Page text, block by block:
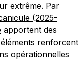
extrême. Par
(2025-
apportent des
renforcent
opérationnelles